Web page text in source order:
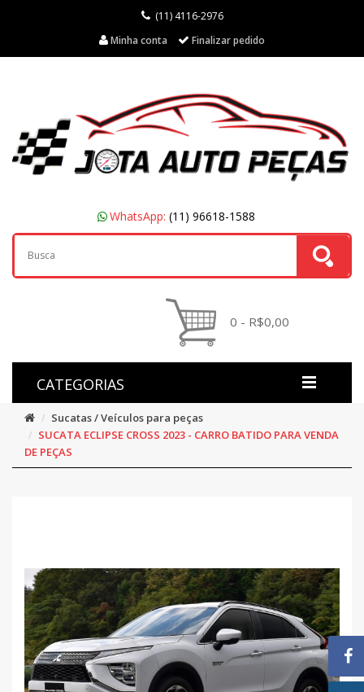
(11) 4116-2976
Minha conta
Finalizar pedido
WhatsApp: (11) 96618-1588
0 - R$0,00
CATEGORIAS
Sucatas / Veículos para peças
SUCATA ECLIPSE CROSS 2023 - CARRO BATIDO PARA VENDA
DE PEÇAS